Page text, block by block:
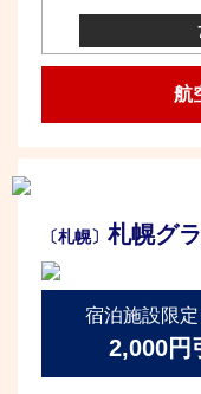
航
〔札幌〕 札幌グ
宿泊施設限
2,000円